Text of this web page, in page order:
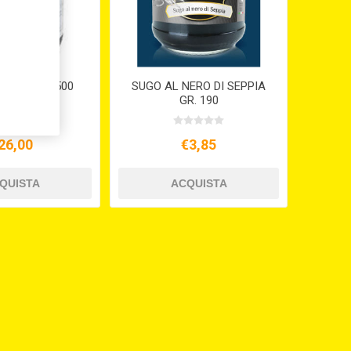
GR. 500
SUGO AL NERO DI SEPPIA
GR. 190
€3,85